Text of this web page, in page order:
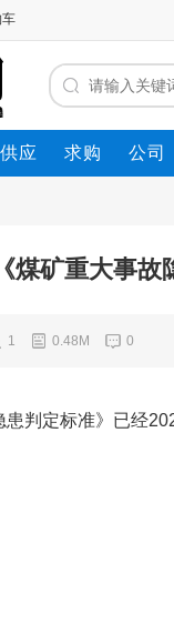
车
供应 求购 公司
《煤矿重大事
1 0.48M 0
患判定标准》已经